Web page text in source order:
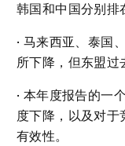
韩国和中国分别排
· 马来西亚、泰国
所下降，但东盟过
· 本年度报告的一
度下降，以及对于
有效性。